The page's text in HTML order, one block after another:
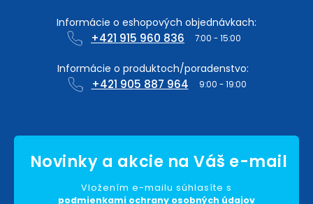
+421 915 960 836
+421 905 887 964
Vložením e-mailu súhlasíte s
podmienkami ochrany osobných údajov